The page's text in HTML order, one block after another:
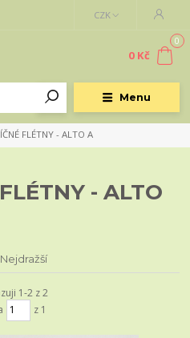
Menu
CZK
0
0 Kč
FLÉTNY - ALTO A
- ALTO
Nejdražší
1-2 z 2
z 1